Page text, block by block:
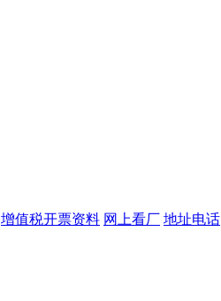
增值税开票资料 网上看厂 地址电话